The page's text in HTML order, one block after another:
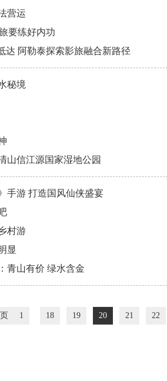
营运
要练好内功
达 阿勒泰探索影旅融合新路径
秘境
信江源国家湿地公园
手游 打造国风仙侠盛宴
村游
显
青山有价 绿水含金
页 1 18 19 20 21 22